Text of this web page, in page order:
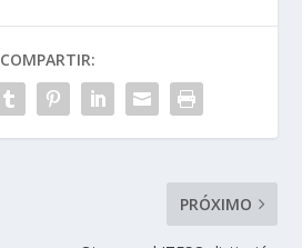
COMPARTIR:
PRÓXIMO